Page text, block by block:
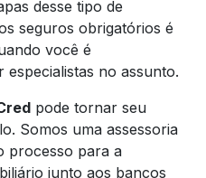
desse tipo de
seguros obrigatórios é
você é
no assunto.
pode tornar seu
Somos uma assessoria
processo para a
junto aos bancos